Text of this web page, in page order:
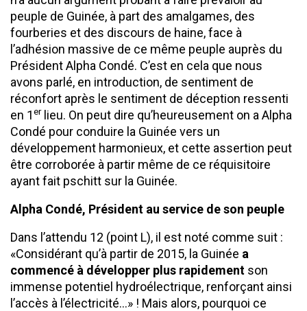
peuple de Guinée, à part des amalgames, des
fourberies et des discours de haine, face à
l’adhésion massive de ce même peuple auprès du
Président Alpha Condé. C’est en cela que nous
avons parlé, en introduction, de sentiment de
réconfort après le sentiment de déception ressenti
en 1erlieu. On peut dire qu’heureusement on a Alpha
Condé pour conduire la Guinée vers un
développement harmonieux, et cette assertion peut
être corroborée à partir même de ce réquisitoire
ayant fait pschitt sur la Guinée.
Alpha Condé, Président au service de son peuple
Dans l’attendu 12 (point L), il est noté comme suit :
«Considérant qu’à partir de 2015, la Guinée a
commencé à développer plus rapidement son
immense potentiel hydroélectrique, renforçant ainsi
l’accès à l’électricité…» ! Mais alors, pourquoi ce